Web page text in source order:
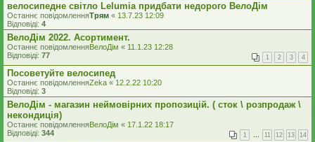
велосипедне світло Lelumia придбати недорого ВелоДім
Останнє повідомленняТрям « 13.7.23 12:09
Відповіді: 4
ВелоДім 2022. Асортимент.
Останнє повідомленняВелоДім « 11.1.23 12:28
Відповіді: 77 1 2 3 4
Посоветуйте велосипед
Останнє повідомленняZeka « 12.2.22 10:20
Відповіді: 3
ВелоДім - магазин неймовірних пропозицій. ( сток \ розпродаж \
некондиція)
Останнє повідомленняВелоДім « 17.1.22 18:17
Відповіді: 344 1 … 11 12 13 14